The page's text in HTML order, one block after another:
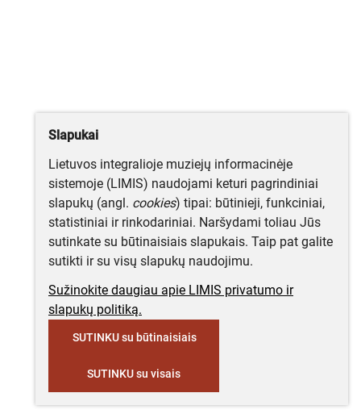
Slapukai
Lietuvos integralioje muziejų informacinėje
sistemoje (LIMIS) naudojami keturi pagrindiniai
slapukų (angl. cookies) tipai: būtinieji, funkciniai,
statistiniai ir rinkodariniai. Naršydami toliau Jūs
sutinkate su būtinaisiais slapukais. Taip pat galite
sutikti ir su visų slapukų naudojimu.
Sužinokite daugiau apie LIMIS privatumo ir
slapukų politiką.
SUTINKU su būtinaisiais
SUTINKU su visais